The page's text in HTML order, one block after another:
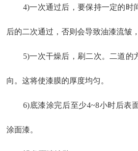
4)一次通过后，要保持一定的时
后的二次通过，否则会导致油漆流皱
5)一次干燥后，刷二次。二道的
向。这将使漆膜的厚度均匀。
6)底漆涂完后至少4~8小时后表
涂面漆。